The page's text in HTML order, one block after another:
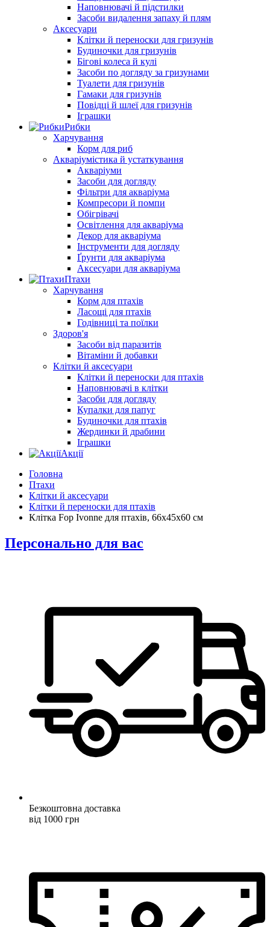
Наповнювачі й підстилки
Засоби видалення запаху й плям
Аксесуари
Клітки й переноски для гризунів
Будиночки для гризунів
Бігові колеса й кулі
Засоби по догляду за гризунами
Туалети для гризунів
Гамаки для гризунів
Повідці й шлеї для гризунів
Іграшки
Рибки
Харчування
Корм для риб
Акваріумістика й устаткування
Акваріуми
Засоби для догляду
Фільтри для акваріума
Компресори й помпи
Обігрівачі
Освітлення для акваріума
Декор для акваріума
Інструменти для догляду
Ґрунти для акваріума
Аксесуари для акваріума
Птахи
Харчування
Корм для птахів
Ласощі для птахів
Годівниці та поїлки
Здоров'я
Засоби від паразитів
Вітаміни й добавки
Клітки й аксесуари
Клітки й переноски для птахів
Наповнювачі в клітки
Засоби для догляду
Купалки для папуг
Будиночки для птахів
Жердинки й драбини
Іграшки
Акції
Головна
Птахи
Клітки й аксесуари
Клітки й переноски для птахів
Клітка Fop Ivonne для птахів, 66x45x60 см
Персонально для вас
Безкоштовна доставка
від 1000 грн